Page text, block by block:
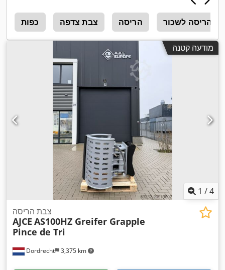
כפות צבת צדפה הריסה הריסה לשכור
מודעה קטנה
1 /4
Dordrecht 3,375 km
צבת הריסה
AJCE AS100HZ Greifer Grapple
Pince de Tri